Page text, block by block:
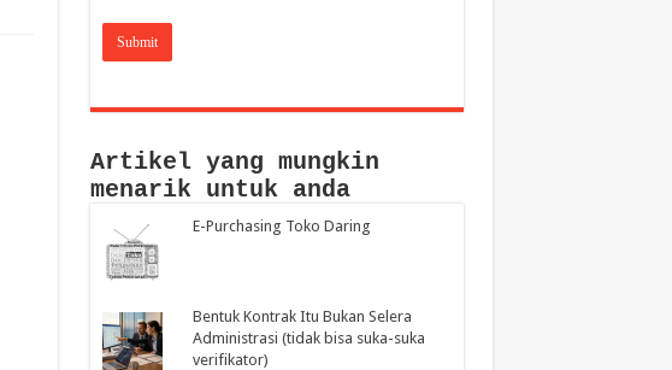
Artikel yang mungkin
menarik untuk anda
E-Purchasing Toko Daring
Bentuk Kontrak Itu Bukan Selera
Administrasi (tidak bisa suka-suka
verifikator)